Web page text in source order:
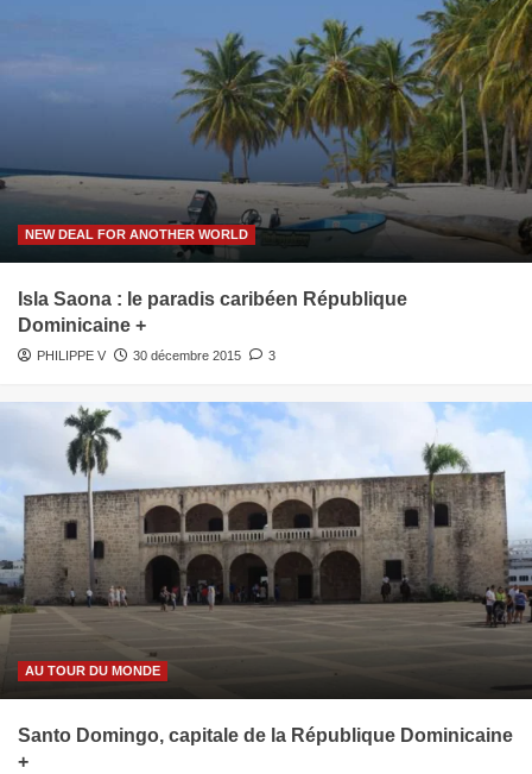
NEW DEAL FOR ANOTHER WORLD
Isla Saona : le paradis caribéen République
Dominicaine +
PHILIPPE V 30 décembre 2015 3
AU TOUR DU MONDE
Santo Domingo, capitale de la République Dominicaine
+